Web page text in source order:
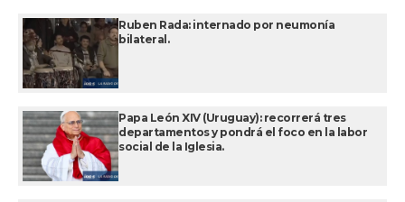
Ruben Rada: internado por neumonía
bilateral.
Papa León XIV (Uruguay): recorrerá tres
departamentos y pondrá el foco en la labor
social de la Iglesia.